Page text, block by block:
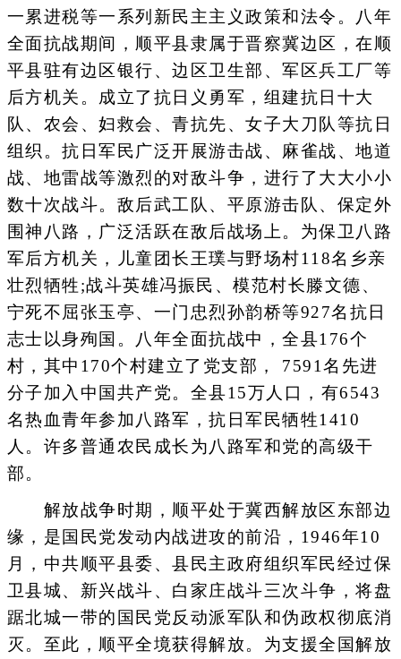
一累进税等一系列新民主主义政策和法令。八年
全面抗战期间，顺平县隶属于晋察冀边区，在顺
平县驻有边区银行、边区卫生部、军区兵工厂等
后方机关。成立了抗日义勇军，组建抗日十大
队、农会、妇救会、青抗先、女子大刀队等抗日
组织。抗日军民广泛开展游击战、麻雀战、地道
战、地雷战等激烈的对敌斗争，进行了大大小小
数十次战斗。敌后武工队、平原游击队、保定外
围神八路，广泛活跃在敌后战场上。为保卫八路
军后方机关，儿童团长王璞与野场村118名乡亲
壮烈牺牲;战斗英雄冯振民、模范村长滕文德、
宁死不屈张玉亭、一门忠烈孙韵桥等927名抗日
志士以身殉国。八年全面抗战中，全县176个
村，其中170个村建立了党支部， 7591名先进
分子加入中国共产党。全县15万人口，有6543
名热血青年参加八路军，抗日军民牺牲1410
人。许多普通农民成长为八路军和党的高级干
部。
解放战争时期，顺平处于冀西解放区东部边
缘，是国民党发动内战进攻的前沿，1946年10
月，中共顺平县委、县民主政府组织军民经过保
卫县城、新兴战斗、白家庄战斗三次斗争，将盘
踞北城一带的国民党反动派军队和伪政权彻底消
灭。至此，顺平全境获得解放。为支援全国解放